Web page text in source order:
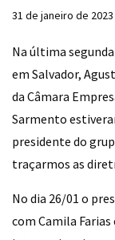
31 de janeiro de 2023
Na última
em Salvador,
da Câmara
Sarmento
presidente do
traçarmos as
No dia 26/01 o
com Camila